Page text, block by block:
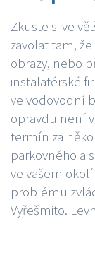
Zkuste si ve
zavolat tam,
obrazy, nebo
instalatérské
ve vodovodní
opravdu není
termín za
parkovného a
ve vašem
problému
Vyřešmito.